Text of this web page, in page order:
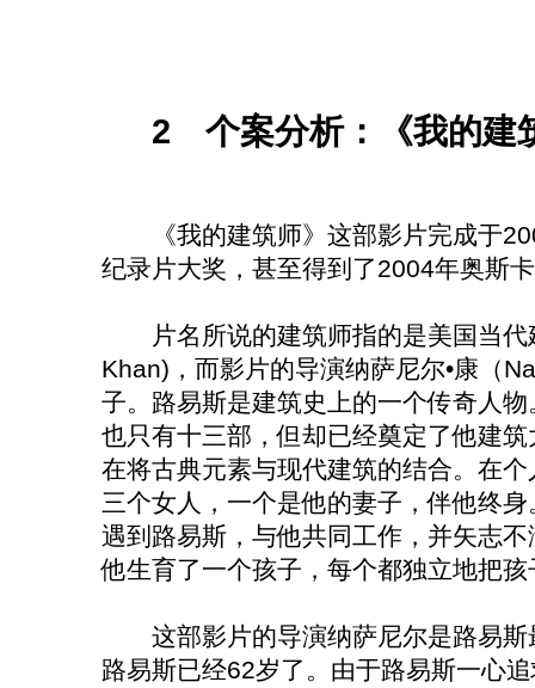
2 个案分析：《我的建
《我的建筑师》这部影片完成于
纪录片大奖，甚至得到了2004年奥斯
片名所说的建筑师指的是美国当代
Khan)，而影片的导演纳萨尼尔•康（
子。路易斯是建筑史上的一个传奇人
也只有十三部，但却已经奠定了他建
在将古典元素与现代建筑的结合。在
三个女人，一个是他的妻子，伴他终
遇到路易斯，与他共同工作，并矢志
他生育了一个孩子，每个都独立地把
这部影片的导演纳萨尼尔是路易斯
路易斯已经62岁了。由于路易斯一心